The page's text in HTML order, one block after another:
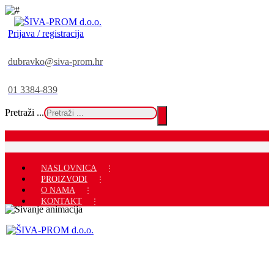
Prijava / registracija
dubravko@siva-prom.hr
01 3384-839
Pretraži ...
NASLOVNICA
PROIZVODI
O NAMA
KONTAKT